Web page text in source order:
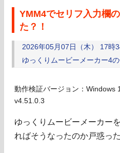
YMM4でセリフ入力欄
た？！
2026年05月07日（木） 17時
ゆっくりムービーメーカー4
動作検証バージョン：Windows
v4.51.0.3
ゆっくりムービーメーカー
ればそうなったのか戸惑っ